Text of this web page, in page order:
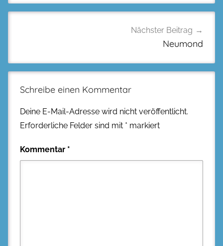
Nächster Beitrag
Neumond
Schreibe einen Kommentar
Deine E-Mail-Adresse wird nicht veröffentlicht.
Erforderliche Felder sind mit * markiert
Kommentar *